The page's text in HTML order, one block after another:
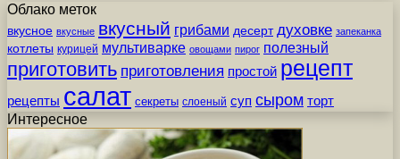
Облако меток
вкусное вкусные вкусный грибами десерт духовке запеканка
котлеты курицей мультиварке овощами пирог полезный
приготовить приготовления простой рецепт
рецепты салат секреты слоеный суп сыром торт
Интересное